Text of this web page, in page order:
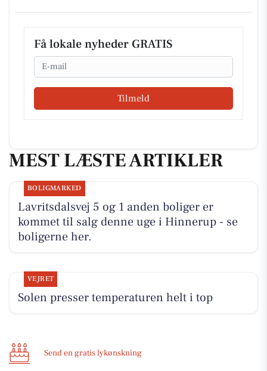
Få lokale nyheder GRATIS
Email
Tilmeld
MEST LÆSTE ARTIKLER
BOLIGMARKED
Lavritsdalsvej 5 og 1 anden boliger er
kommet til salg denne uge i Hinnerup - se
boligerne her.
VEJRET
Solen presser temperaturen helt i top
Send en gratis lykønskning